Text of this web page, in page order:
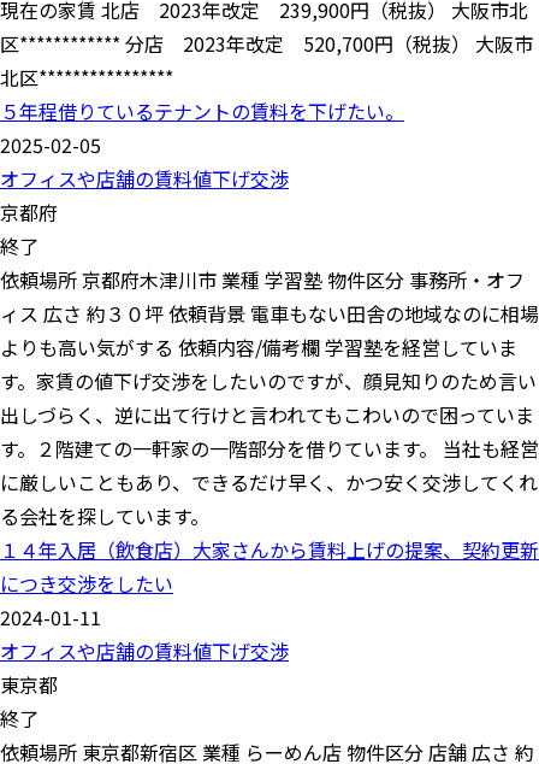
現在の家賃 北店 2023年改定 239,900円（税抜） 大阪市北
区************ 分店 2023年改定 520,700円（税抜） 大阪市
北区****************
５年程借りているテナントの賃料を下げたい。
2025-02-05
オフィスや店舗の賃料値下げ交渉
京都府
終了
依頼場所 京都府木津川市 業種 学習塾 物件区分 事務所・オフ
ィス 広さ 約３０坪 依頼背景 電車もない田舎の地域なのに相場
よりも高い気がする 依頼内容/備考欄 学習塾を経営していま
す。家賃の値下げ交渉をしたいのですが、顔見知りのため言い
出しづらく、逆に出て行けと言われてもこわいので困っていま
す。２階建ての一軒家の一階部分を借りています。 当社も経営
に厳しいこともあり、できるだけ早く、かつ安く交渉してくれ
る会社を探しています。
１４年入居（飲食店）大家さんから賃料上げの提案、契約更新
につき交渉をしたい
2024-01-11
オフィスや店舗の賃料値下げ交渉
東京都
終了
依頼場所 東京都新宿区 業種 らーめん店 物件区分 店舗 広さ 約